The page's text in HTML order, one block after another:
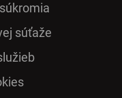
sú­ťaže